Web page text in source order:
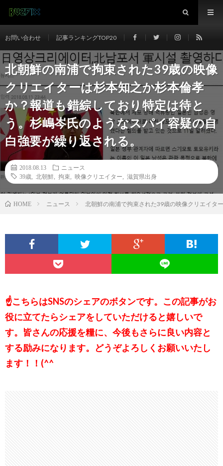
お問い合わせ 記事ランキングTOP20
北朝鮮の南浦で拘束された39歳の映像
クリエイターは杉本知之か杉本倫孝
か？報道も錯綜しており特定は待と
う。杉嶋岑氏のようなスパイ容疑の自
白強要が繰り返される。
2018.08.13
ニュース
39歳
北朝鮮 拘束 映像クリエイター 滋賀県出身
HOME ニュース 北朝鮮の南浦で拘束された39歳の映像クリエイタ
☝こちらはSNSのシェアのボタンです。この記事がお
役に立てたらシェアをしていただけると嬉しいで
す。皆さんの応援を糧に、今後もさらに良い内容と
する励みになります。どうぞよろしくお願いいたし
ます！！(^^